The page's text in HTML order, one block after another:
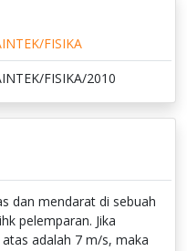
FISIKA
FISIKA/2010
dan mendarat di sebuah
pelemparan. Jika
adalah 7 m/s, maka